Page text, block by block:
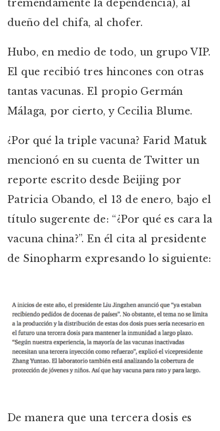
tremendamente la dependencia), al
dueño del chifa, al chofer.
Hubo, en medio de todo, un grupo VIP.
El que recibió tres hincones con otras
tantas vacunas. El propio Germán
Málaga, por cierto, y Cecilia Blume.
¿Por qué la triple vacuna? Farid Matuk
mencionó en su cuenta de Twitter un
reporte escrito desde Beijing por
Patricia Obando, el 13 de enero, bajo el
título sugerente de: “¿Por qué es cara la
vacuna china?”. En él cita al presidente
de Sinopharm expresando lo siguiente:
De manera que una tercera dosis es